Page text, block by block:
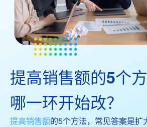
提高销售额的5个
哪一环开始改？
提高销售额的5个方法，常见答案是扩